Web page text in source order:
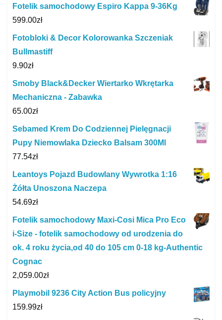
Fotelik samochodowy Espiro Kappa 9-36Kg
599.00zł
Fotobloki & Decor Kolorowanka Szczeniak
Bullmastiff
9.90zł
Smoby Black&Decker Wiertarko Wkrętarka
Mechaniczna - Zabawka
65.00zł
Sebamed Krem Do Codziennej Pielęgnacji
Pupy Niemowlaka Dziecko Balsam 300Ml
77.54zł
Leantoys Pojazd Budowlany Wywrotka 1:16
Żółta Unoszona Naczepa
54.69zł
Fotelik samochodowy Maxi-Cosi Mica Pro Eco
i-Size - fotelik samochodowy od urodzenia do
ok. 4 roku życia,od 40 do 105 cm 0-18 kg-Authentic
Cognac
2,059.00zł
Playmobil 9236 City Action Bus policyjny
159.99zł